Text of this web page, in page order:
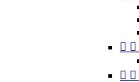
 
 